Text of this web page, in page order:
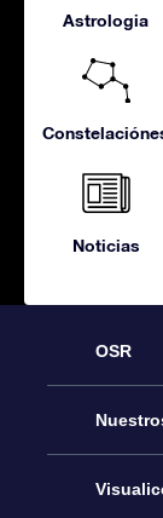
Astrologia
Noticias
OSR
Atención
Regalo